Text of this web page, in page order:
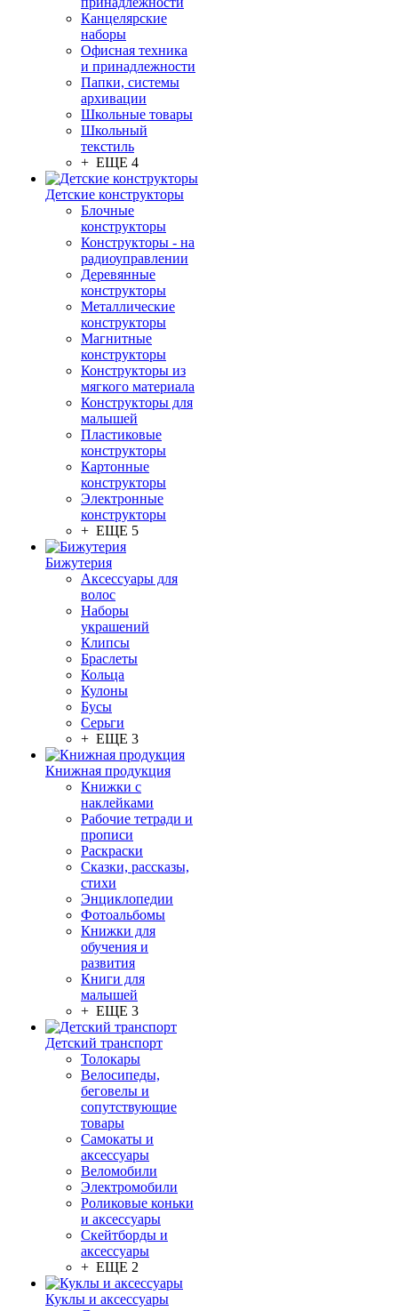
Канцелярские
наборы
Офисная техника
и принадлежности
Папки, системы
архивации
Школьные товары
Школьный
текстиль
+ ЕЩЕ 4
Детские конструкторы
Блочные
конструкторы
Конструкторы - на
радиоуправлении
Деревянные
конструкторы
Металлические
конструкторы
Магнитные
конструкторы
Конструкторы из
мягкого материала
Конструкторы для
малышей
Пластиковые
конструкторы
Картонные
конструкторы
Электронные
конструкторы
+ ЕЩЕ 5
Бижутерия
Аксессуары для
волос
Наборы
украшений
Клипсы
Браслеты
Кольца
Кулоны
Бусы
Серьги
+ ЕЩЕ 3
Книжная продукция
Книжки с
наклейками
Рабочие тетради и
прописи
Раскраски
Сказки, рассказы,
стихи
Энциклопедии
Фотоальбомы
Книжки для
обучения и
развития
Книги для
малышей
+ ЕЩЕ 3
Детский транспорт
Толокары
Велосипеды,
беговелы и
сопутствующие
товары
Самокаты и
аксессуары
Веломобили
Электромобили
Роликовые коньки
и аксессуары
Скейтборды и
аксессуары
+ ЕЩЕ 2
Куклы и аксессуары